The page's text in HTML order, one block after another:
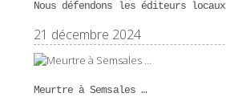
Nous défendons les éditeurs locaux
21 décembre 2024
Meurtre à Semsales …